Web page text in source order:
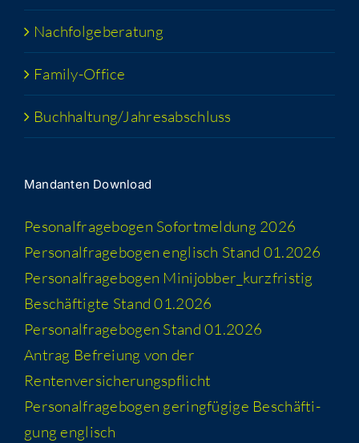
Nach­fol­ge­be­ra­tung
Fami­­ly-Office
Buchhaltung/​​Jahresabschluss
Man­dan­ten Download
Peso­nal­fra­ge­bo­gen Sofort­mel­dung 2026
Per­so­nal­fra­ge­bo­gen eng­lisch Stand 01.2026
Per­so­nal­fra­ge­bo­gen Minijobber_​kurzfristig
Beschäf­tig­te Stand 01.2026
Per­so­nal­fra­ge­bo­gen Stand 01.2026
Antrag Befrei­ung von der
Rentenversicherungspflicht
Per­so­nal­fra­ge­bo­gen gering­fü­gi­ge Beschäf­ti­
gung englisch